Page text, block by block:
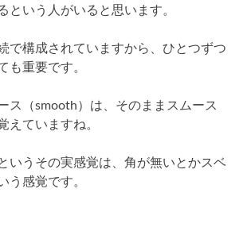
という人がいると思います。
で構成されていますから、ひとつずつ
も重要です。
ス（smooth）は、そのままスムース
えていますね。
いうその実感覚は、角が無いとかスベ
う感覚です。